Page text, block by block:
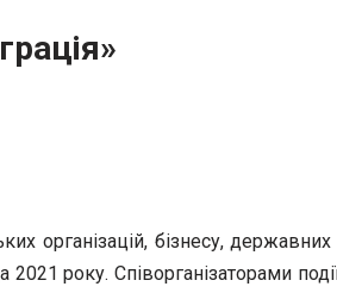
організацій, бізнесу,
2021 року. Співорганізаторами